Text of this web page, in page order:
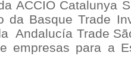
ACCIÓ Catalunya
da Basque Trade
Andalucía Trade
empresas para a